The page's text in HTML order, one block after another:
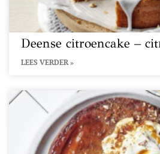
Deense citroencake –
LEES VERDER »